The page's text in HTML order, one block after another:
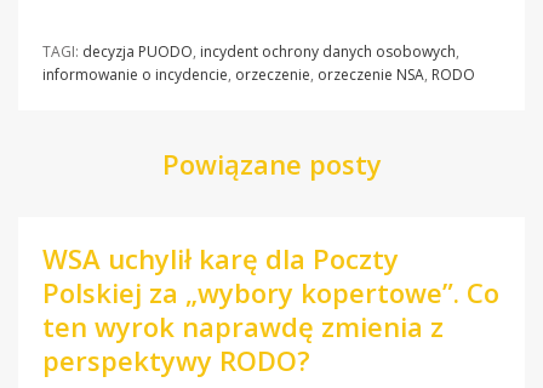
TAGI: decyzja PUODO, incydent ochrony danych osobowych,
informowanie o incydencie, orzeczenie, orzeczenie NSA, RODO
Powiązane posty
WSA uchylił karę dla Poczty
Polskiej za „wybory kopertowe”. Co
ten wyrok naprawdę zmienia z
perspektywy RODO?